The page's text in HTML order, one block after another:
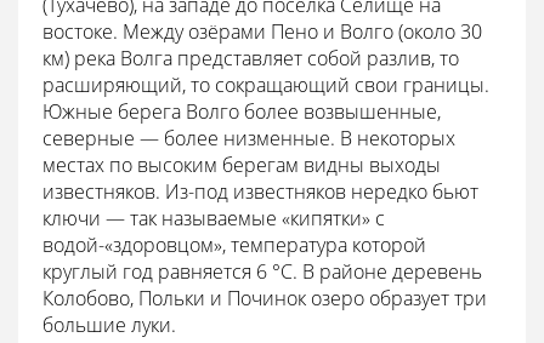
востоке. Между озёрами Пено и Волго (около 30
км) река Волга представляет собой разлив, то
расширяющий, то сокращающий свои границы.
Южные берега Волго более возвышенные,
северные — более низменные. В некоторых
местах по высоким берегам видны выходы
известняков. Из-под известняков нередко бьют
ключи — так называемые «кипятки» с
водой-«здоровцом», температура которой
круглый год равняется 6 °C. В районе деревень
Колобово, Польки и Починок озеро образует три
большие луки.